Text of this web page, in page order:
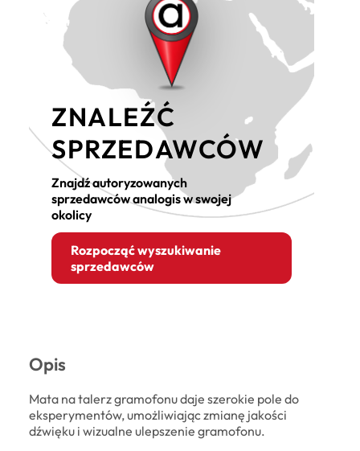
ZNALEŹĆ
SPRZEDAWCÓW
Znajdź autoryzowanych
sprzedawców analogis w swojej
okolicy
Rozpocząć wyszukiwanie
sprzedawców
Opis
Mata na talerz gramofonu daje szerokie pole do
eksperymentów, umożliwiając zmianę jakości
dźwięku i wizualne ulepszenie gramofonu.